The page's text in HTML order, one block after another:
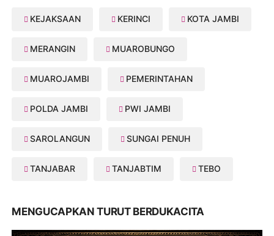
KEJAKSAAN KERINCI KOTA JAMBI
MERANGIN MUAROBUNGO
MUAROJAMBI PEMERINTAHAN
POLDA JAMBI PWI JAMBI
SAROLANGUN SUNGAI PENUH
TANJABAR TANJABTIM TEBO
MENGUCAPKAN TURUT BERDUKACITA